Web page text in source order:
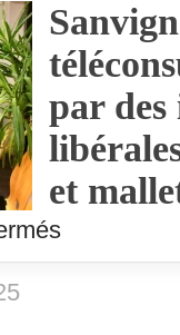
par
et